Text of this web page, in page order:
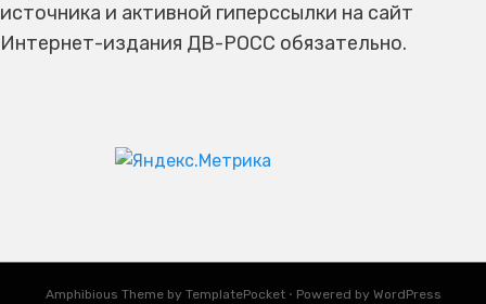
источника и активной гиперссылки на сайт
Интернет-издания ДВ-РОСС обязательно.
Amphibious Theme by TemplatePocket ⋅ Powered by WordPress